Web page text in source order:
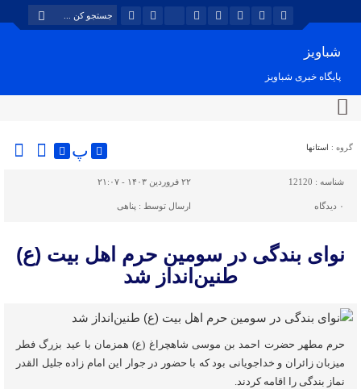
شباویز
پایگاه خبری شباویز
گروه : استانها پ
شناسه : 12120 ۲۲ فروردین ۱۴۰۳ - ۲۱:۰۷
۰ دیدگاه ارسال توسط : پناهی
نوای بندگی در سومین حرم اهل بیت (ع)
طنین‌انداز شد
حرم مطهر حضرت احمد بن موسی شاهچراغ (ع) همزمان با عید بزرگ فطر
میزبان زائران و خداجویانی بود که با حضور در جوار این امام زاده جلیل القدر
نماز بندگی را اقامه کردند.